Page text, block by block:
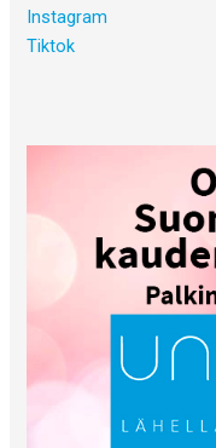
Instagram
Tiktok